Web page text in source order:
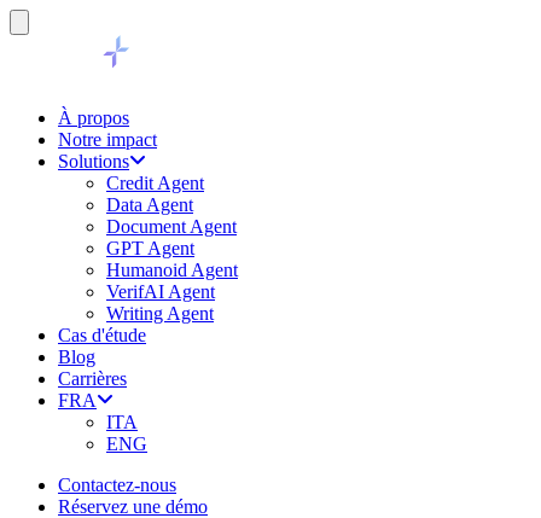
À propos
Notre impact
Solutions
Credit Agent
Data Agent
Document Agent
GPT Agent
Humanoid Agent
VerifAI Agent
Writing Agent
Cas d'étude
Blog
Carrières
FRA
ITA
ENG
Contactez-nous
Réservez une démo